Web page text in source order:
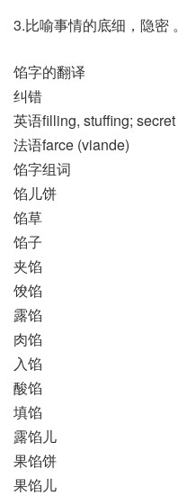
3.比喻事情的底细，隐密 。
馅字的翻译
纠错
英语filling, stuffing; secret
法语farce (viande)​
馅字组词
馅儿饼
馅草
馅子
夹馅
馂馅
露馅
肉馅
入馅
酸馅
填馅
露馅儿
果馅饼
果馅儿